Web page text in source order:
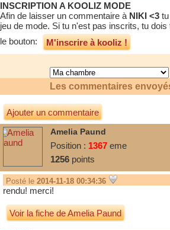
INSCRIPTION A KOOLIZ MODE
Afin de laisser un commentaire à NIKI <3
jeu de mode. Si tu n'est pas inscrits, tu
le bouton:
M'inscrire à kooliz !
Les commentaires
Ajouter un commentaire
Amelia Paund
Position : 1367 eme
1256 points
Posté le 2014-11-18 00:34:36
rendu! merci!
Voir la fiche de Amelia Paund